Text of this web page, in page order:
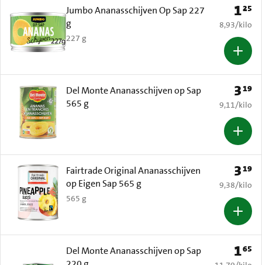
Jumbo Ananasschijven Op Sap 227
g
227 g
Prijs:
125
€ 8,93 per
8,93/kilo
Del Monte Ananasschijven op Sap
565 g
Prijs:
319
€ 9,11 per
9,11/kilo
Fairtrade Original Ananasschijven
op Eigen Sap 565 g
565 g
Prijs:
319
€ 9,38 per
9,38/kilo
Del Monte Ananasschijven op Sap
Prijs:
165